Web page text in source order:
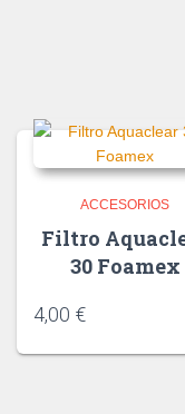
ACCESORIOS
Filtro
30 Foamex
4,00 €